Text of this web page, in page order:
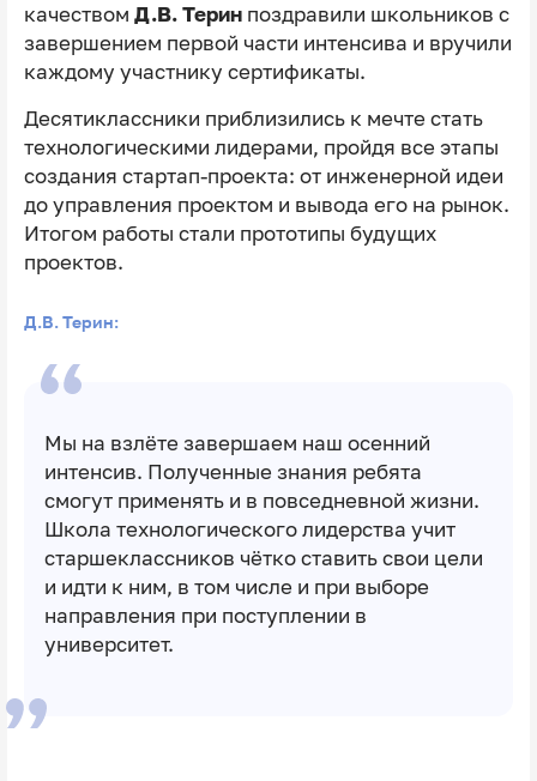
качеством Д.В. Теринпоздравили школьников с
завершением первой части интенсива и вручили
каждому участнику сертификаты.
Десятиклассники приблизились к мечте стать
технологическими лидерами, пройдя все этапы
создания стартап-проекта: от инженерной идеи
до управления проектом и вывода его на рынок.
Итогом работы стали прототипы будущих
проектов.
Д.В. Терин:
Мы на взлёте завершаем наш осенний
интенсив. Полученные знания ребята
смогут применять и в повседневной жизни.
Школа технологического лидерства учит
старшеклассников чётко ставить свои цели
и идти к ним, в том числе и при выборе
направления при поступлении в
университет.